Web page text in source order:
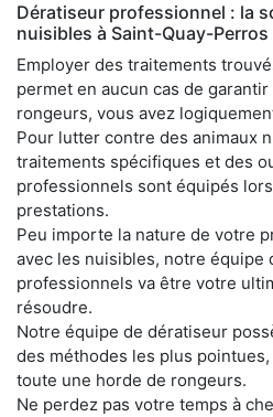
Dératiseur professionnel : la
nuisibles à Saint-Quay-Perros
Employer des traitements
permet en aucun cas de
rongeurs, vous avez
Pour lutter contre des animaux
traitements spécifiques et des
professionnels sont équipés
prestations.
Peu importe la nature de votre
avec les nuisibles, notre équipe
professionnels va être votre
résoudre.
Notre équipe de dératiseur
des méthodes les plus
toute une horde de rongeurs.
Ne perdez pas votre temps à